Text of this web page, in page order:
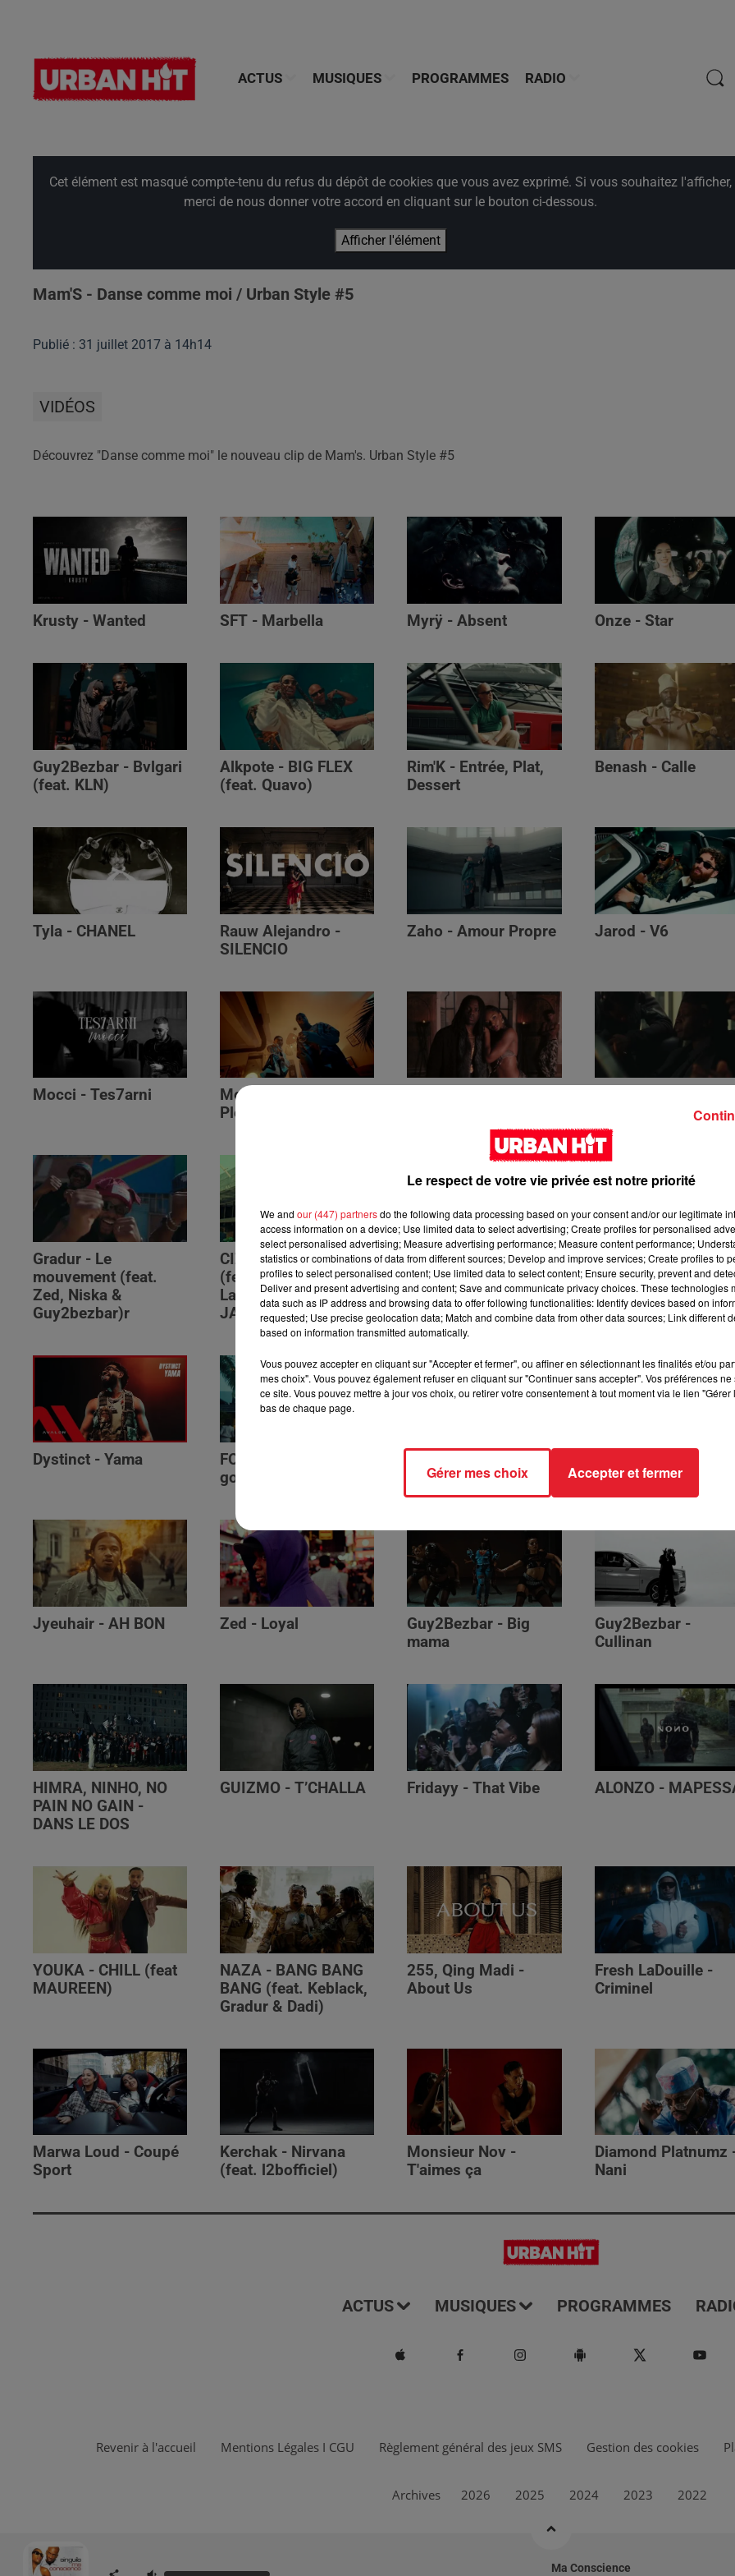
ACTUS MUSIQUES PROGRAMMES RADIO
Cet élément est masqué compte-tenu du refus du dépôt de cookies que vous avez exprimé. Si vous souhaitez l'afficher,
merci de nous donner votre accord en cliquant sur le bouton ci-dessous.
Afficher l'élément
Mam'S - Danse comme moi / Urban Style #5
Publié : 31 juillet 2017 à 14h14
VIDÉOS
Découvrez "Danse comme moi" le nouveau clip de Mam's. Urban Style #5
Krusty - Wanted SFT - Marbella Myrÿ - Absent Onze - Star
Guy2Bezbar - Bvlgari
(feat. KLN)
Alkpote - BIG FLEX
(feat. Quavo)
Rim'K - Entrée, Plat,
Dessert
Benash - Calle
Tyla - CHANEL
Rauw Alejandro -
SILENCIO
Zaho - Amour Propre Jarod - V6
Mocci - Tes7arni
Monsieur Nov‬ -
Please (feat. RSKO)
interlude Yorssy
Gradur - Le
mouvement (feat.
Zed, Niska &
Guy2bezbar)r
CIZA - Isaka II (6am)
(feat. Tems, Omah
Lay, Thukuthela &
JAZZWRLD)
Siaka & Dr. Yaro - Les
Limites
Kore & Zamdane -
Dalí
Dystinct - Yama
FOLA & Victony -
golibe
Génération Impolie
Jyeuhair - AH BON Zed - Loyal
Guy2Bezbar - Big
mama
Guy2Bezbar -
Cullinan
HIMRA, NINHO, NO
PAIN NO GAIN -
DANS LE DOS
GUIZMO - T’CHALLA Fridayy - That Vibe ALONZO -
YOUKA - CHILL (feat
MAUREEN)
NAZA - BANG BANG
BANG (feat. Keblack,
Gradur & Dadi)
255, Qing Madi -
About Us
Fresh LaDouille -
Criminel
Marwa Loud - Coupé
Sport
Kerchak - Nirvana
(feat. ‪l2bofficiel‬)
Monsieur Nov -
T'aimes ça
Diamond Platnumz
Nani
ACTUS MUSIQUES PROGRAMMES
Ma Conscience
Revenir à l'accueil Mentions Légales I CGU Règlement général des jeux SMS Gestion des cookies
Archives 2026 2025 2024 2023 2022
Le respect de votre vie privée est notre priorité
We and our (447) partnersdo the following data processing based on your consent and/or our legitimate
access information on a device; Use limited data to select advertising; Create profiles for personalised
select personalised advertising; Measure advertising performance; Measure content performance;
statistics or combinations of data from different sources; Develop and improve services; Create profiles to
profiles to select personalised content; Use limited data to select content; Ensure security, prevent and
Deliver and present advertising and content; Save and communicate privacy choices. These technologies
data such as IP address and browsing data to offer following functionalities: Identify devices based on
requested; Use precise geolocation data; Match and combine data from other data sources; Link different
based on information transmitted automatically.
Vous pouvez accepter en cliquant sur "Accepter et fermer", ou affiner en sélectionnant les finalités et/ou
mes choix". Vous pouvez également refuser en cliquant sur "Continuer sans accepter". Vos préférences
ce site. Vous pouvez mettre à jour vos choix, ou retirer votre consentement à tout moment via le lien
bas de chaque page.
Gérer mes choix Accepter et fermer